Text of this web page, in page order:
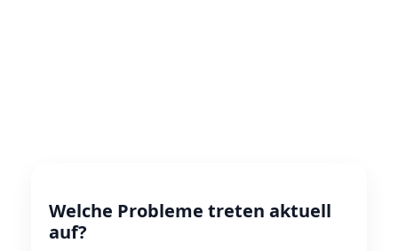
Welche Probleme treten aktuell
auf?